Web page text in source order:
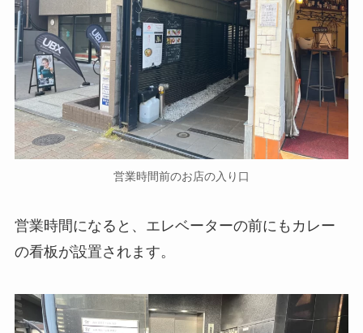
営業時間前のお店の入り口
営業時間になると、エレベーターの前にもカレー
の看板が設置されます。